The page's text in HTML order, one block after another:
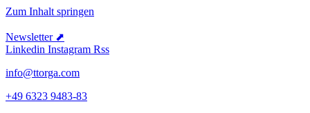
Zum Inhalt springen
Newsletter ⬈
Linkedin Instagram Rss
info@ttorga.com
+49 6323 9483-83